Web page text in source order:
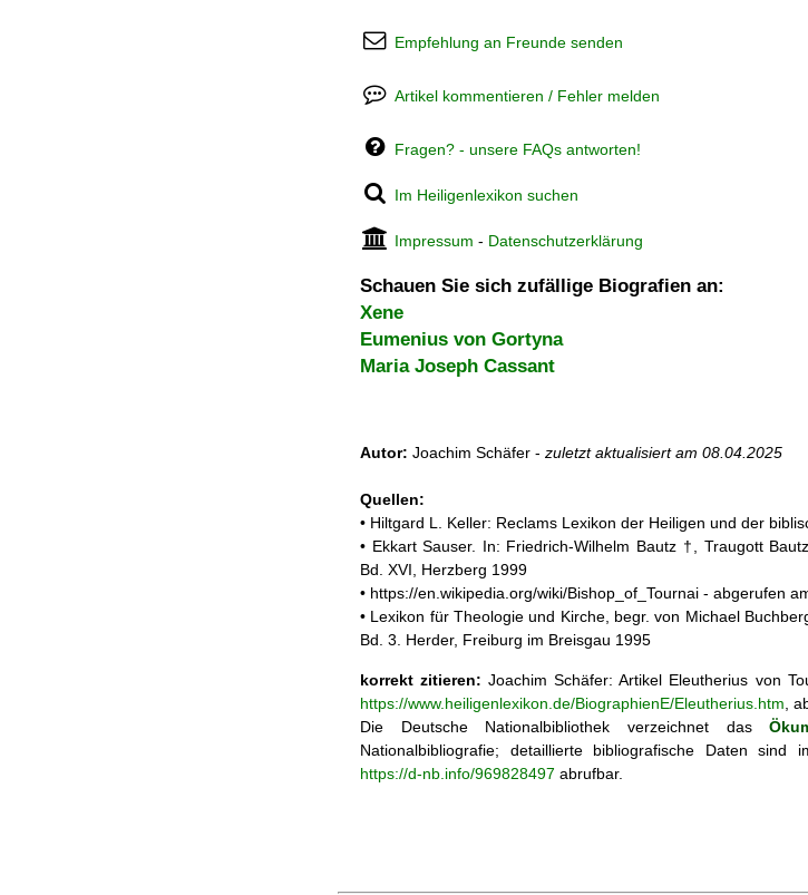
Empfehlung an Freunde senden
Artikel kommentieren / Fehler melden
Fragen? - unsere FAQs antworten!
Im Heiligenlexikon suchen
Impressum - Datenschutzerklärung
Schauen Sie sich zufällige Biografien an:
Xene
Eumenius von Gortyna
Maria Joseph Cassant
Autor: Joachim Schäfer - zuletzt aktualisiert am 08.04.2025
Quellen:
• Hiltgard L. Keller: Reclams Lexikon der Heiligen und der
• Ekkart Sauser. In: Friedrich-Wilhelm Bautz †, Traugott
Bd. XVI, Herzberg 1999
• https://en.wikipedia.org/wiki/Bishop_of_Tournai - abgerufen
• Lexikon für Theologie und Kirche, begr. von Michael
Bd. 3. Herder, Freiburg im Breisgau 1995
korrekt zitieren: Joachim Schäfer: Artikel Eleutherius von
https://www.heiligenlexikon.de/BiographienE/Eleutherius.htm ,
Die Deutsche Nationalbibliothek verzeichnet das
Nationalbibliografie; detaillierte bibliografische Daten sind
https://d-nb.info/969828497 abrufbar.